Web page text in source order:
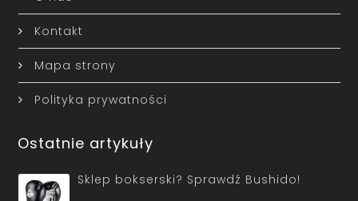
Kontakt
Mapa strony
Polityka prywatności
Ostatnie artykuły
Sklep bokserski? Sprawdź Bushido!